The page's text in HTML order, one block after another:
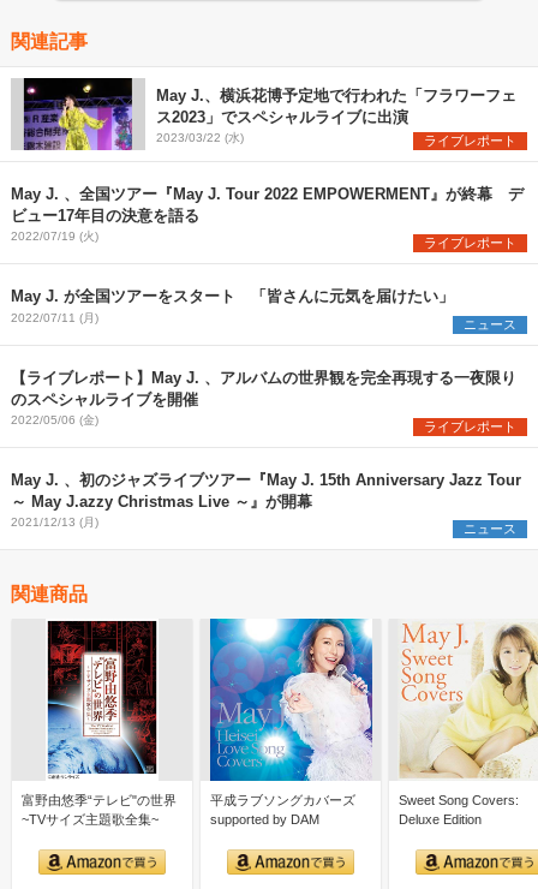
関連記事
May J.、横浜花博予定地で行われた「フラワーフェ
ス2023」でスペシャルライブに出演
2023/03/22 (水) ライブレポート
May J. 、全国ツアー『May J. Tour 2022 EMPOWERMENT』が終幕 デ
ビュー17年目の決意を語る
2022/07/19 (火) ライブレポート
May J. が全国ツアーをスタート 「皆さんに元気を届けたい」
2022/07/11 (月) ニュース
【ライブレポート】May J. 、アルバムの世界観を完全再現する一夜限り
のスペシャルライブを開催
2022/05/06 (金) ライブレポート
May J. 、初のジャズライブツアー『May J. 15th Anniversary Jazz Tour
～ May J.azzy Christmas Live ～』が開幕
2021/12/13 (月) ニュース
関連商品
富野由悠季“テレビ"の世界
~TVサイズ主題歌全集~
平成ラブソングカバーズ
supported by DAM
Sweet Song Covers:
Deluxe Edition